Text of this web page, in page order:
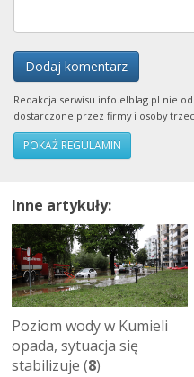
Dodaj komentarz
Redakcja serwisu info.elblag.pl nie
dostarczone przez firmy i osoby
POKAŻ REGULAMIN
Inne artykuły:
Poziom wody w Kumieli
opada, sytuacja się
stabilizuje (8)